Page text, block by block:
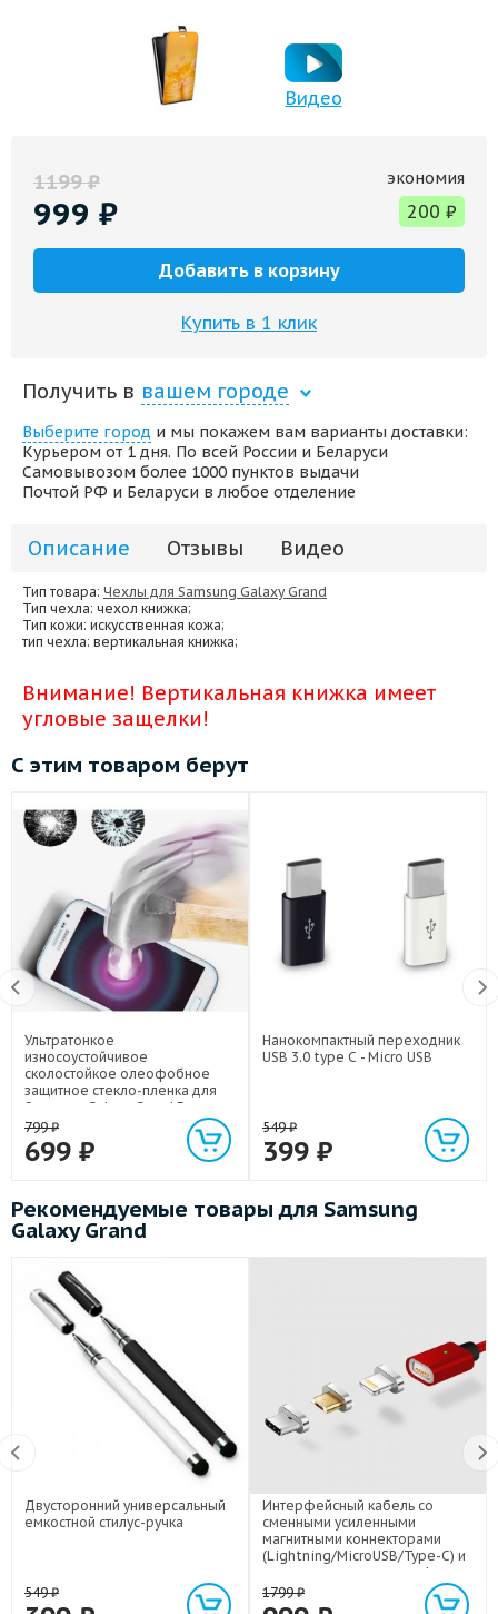
Видео
1199₽
999 ₽
экономия
200 ₽
Добавить в корзину
Купить в 1 клик
Получить в вашем городе
Выберите город и мы покажем вам варианты доставки:
Курьером от 1 дня. По всей России и Беларуси
Самовывозом более 1000 пунктов выдачи
Почтой РФ и Беларуси в любое отделение
Описание Отзывы Видео
Тип товара: Чехлы для Samsung Galaxy Grand
Тип чехла: чехол книжка;
Тип кожи: искусственная кожа;
тип чехла: вертикальная книжка;
Внимание! Вертикальная книжка имеет
угловые защелки!
С этим товаром берут
Ультратонкое
износоустойчивое
сколостойкое олеофобное
защитное стекло-пленка для
Samsung Galaxy Grand Duos
799₽
699 ₽
Нанокомпактный переходник
USB 3.0 type C - Micro USB
549₽
399 ₽
Рекомендуемые товары для Samsung
Galaxy Grand
Двусторонний универсальный
емкостной стилус-ручка
549₽
Интерфейсный кабель со
сменными усиленными
магнитными коннекторами
(Lightning/MicroUSB/Type-C) и
световым индикатором 1м
1799₽